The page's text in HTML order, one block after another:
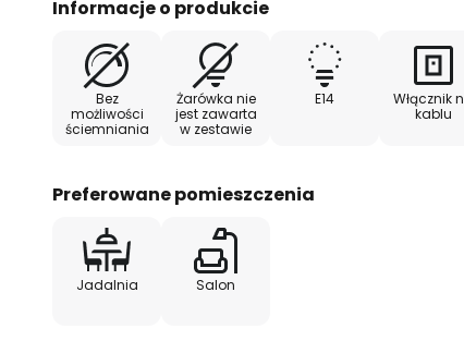
Informacje o produkcie
Bez
możliwości
ściemniania
Żarówka nie
jest zawarta
w zestawie
E14
Włącznik
kablu
Preferowane pomieszczenia
Jadalnia Salon